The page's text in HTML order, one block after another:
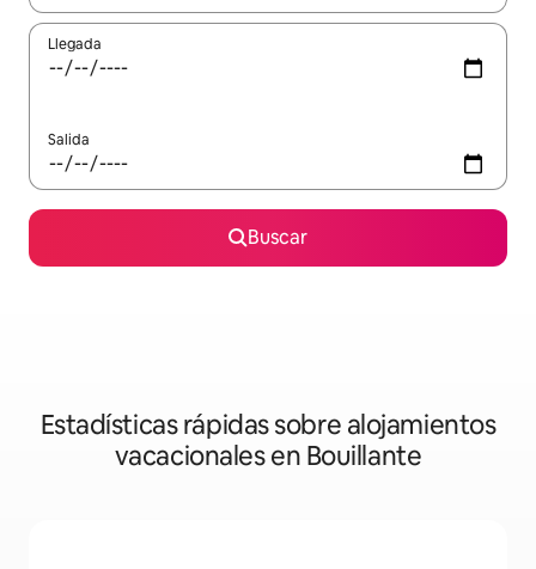
Llegada
Salida
Buscar
Estadísticas rápidas sobre alojamientos
vacacionales en Bouillante